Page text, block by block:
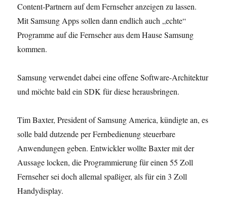
Content-Partnern auf dem Fernseher anzeigen zu lassen.
Mit Samsung Apps sollen dann endlich auch „echte“
Programme auf die Fernseher aus dem Hause Samsung
kommen.
Samsung verwendet dabei eine offene Software-Architektur
und möchte bald ein SDK für diese herausbringen.
Tim Baxter, President of Samsung America, kündigte an, es
solle bald dutzende per Fernbedienung steuerbare
Anwendungen geben. Entwickler wollte Baxter mit der
Aussage locken, die Programmierung für einen 55 Zoll
Fernseher sei doch allemal spaßiger, als für ein 3 Zoll
Handydisplay.